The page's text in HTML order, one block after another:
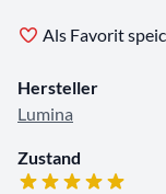
Als Favorit
Hersteller
Lumina
Zustand